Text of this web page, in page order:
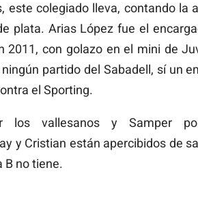
este colegiado lleva, contando la
plata. Arias López fue el
2011, con golazo en el mini de
partido del Sabadell, sí un
el Sporting.
los vallesanos y Samper
y Cristian están apercibidos de
B no tiene.